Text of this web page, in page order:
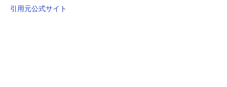
引用元公式サイト